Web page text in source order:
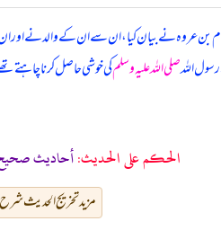
بن عروہ نے بیان کیا، ان سے ان کے والد نے اور
اللہصلی اللہ علیہ وسلمکی خوشی حاصل کرنا چاہتے
الحكم على الحديث:أحاديث
مزید تخریج الحدیث